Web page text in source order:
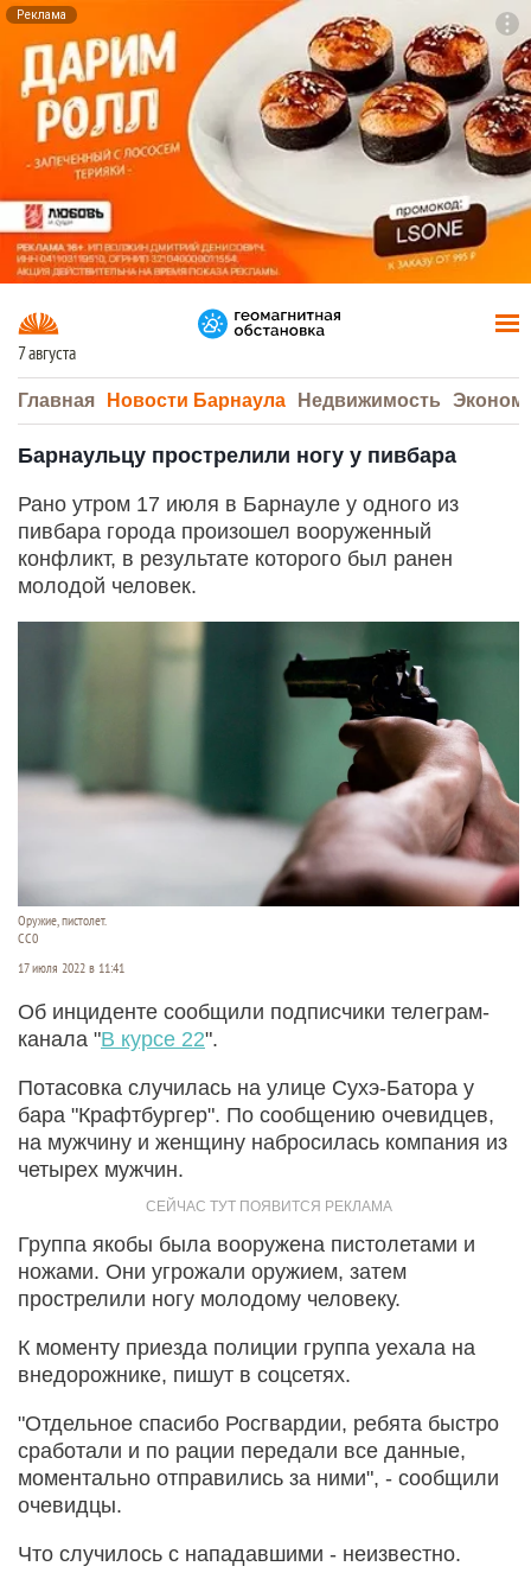
Реклама
7 августа
Главная Новости Барнаула Недвижимость
Барнаульцу прострелили ногу у пивбара
Рано утром 17 июля в Барнауле у одного из
пивбара города произошел вооруженный
конфликт, в результате которого был ранен
молодой человек.
Оружие, пистолет.
СС0
17 июля 2022 в 11:41
Об инциденте сообщили подписчики телеграм-
канала "В курсе 22".
Потасовка случилась на улице Сухэ-Батора у
бара "Крафтбургер". По сообщению очевидцев,
на мужчину и женщину набросилась компания из
четырех мужчин.
Группа якобы была вооружена пистолетами и
ножами. Они угрожали оружием, затем
прострелили ногу молодому человеку.
К моменту приезда полиции группа уехала на
внедорожнике, пишут в соцсетях.
"Отдельное спасибо Росгвардии, ребята быстро
сработали и по рации передали все данные,
моментально отправились за ними", - сообщили
очевидцы.
Что случилось с нападавшими - неизвестно.